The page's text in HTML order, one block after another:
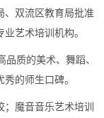
、双流区教育局批准
艺术培训机构。
质的美术、舞蹈、
的师生口碑。
；魔音音乐艺术培训